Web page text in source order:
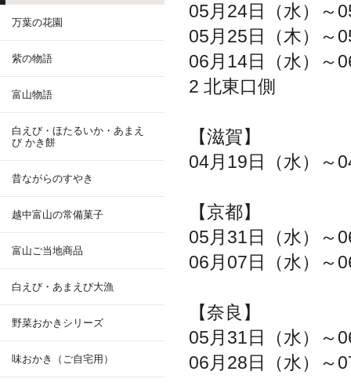
万葉の花園
紫の物語
富山物語
白えび・ほたるいか・あまえ
び かき餅
昔ながらのすやき
越中富山の常備菓子
富山ご当地商品
白えび・あまえび大漁
野菜おかきシリーズ
味おかき（ご自宅用）
05月24日（水）～
05月25日（木）～
06月14日（水）～
2 北東口側
【滋賀】
04月19日（水）～
【京都】
05月31日（水）～
06月07日（水）～
【奈良】
05月31日（水）～
06月28日（水）～